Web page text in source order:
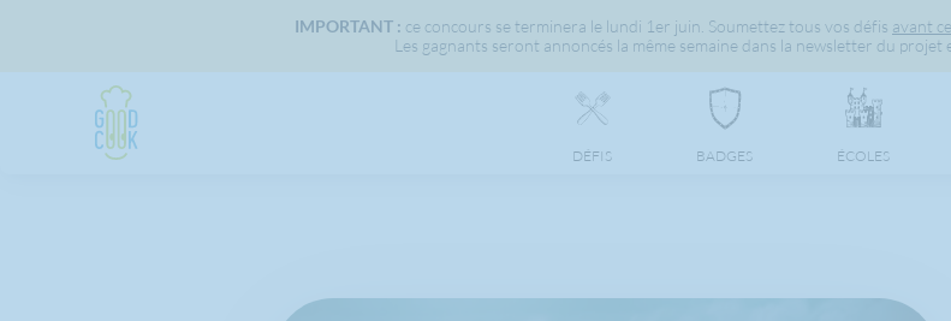
IMPORTANT : ce concours se terminera le lundi 1er juin. Soumettez tous vos défis avant
Les gagnants seront annoncés la même semaine dans la newsletter du projet
DÉFIS BADGES ÉCOLES